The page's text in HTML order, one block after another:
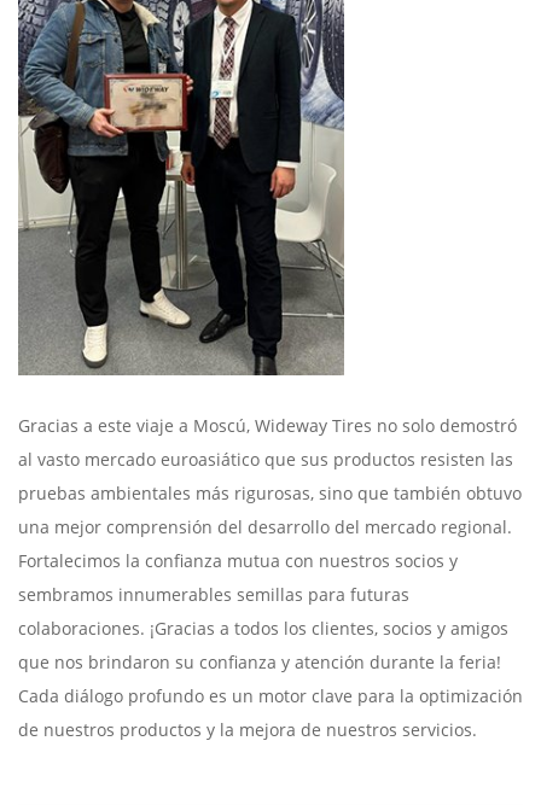
Gracias a este viaje a Moscú, Wideway Tires no solo demostró
al vasto mercado euroasiático que sus productos resisten las
pruebas ambientales más rigurosas, sino que también obtuvo
una mejor comprensión del desarrollo del mercado regional.
Fortalecimos la confianza mutua con nuestros socios y
sembramos innumerables semillas para futuras
colaboraciones. ¡Gracias a todos los clientes, socios y amigos
que nos brindaron su confianza y atención durante la feria!
Cada diálogo profundo es un motor clave para la optimización
de nuestros productos y la mejora de nuestros servicios.